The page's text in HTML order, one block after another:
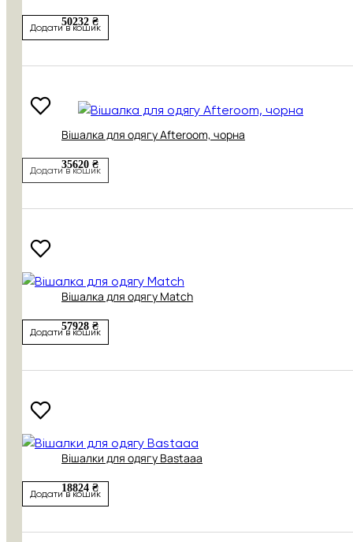
50232 ₴
Додати в кошик
Вішалка для одягу Afteroom, чорна
35620 ₴
Додати в кошик
Вішалка для одягу Match
57928 ₴
Додати в кошик
Вішалки для одягу Bastaaa
18824 ₴
Додати в кошик